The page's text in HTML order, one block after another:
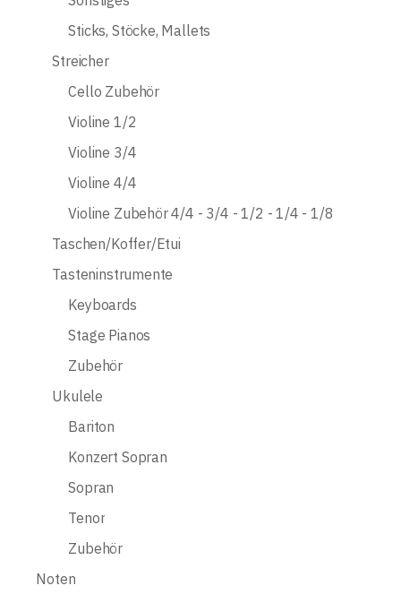
Sticks, Stöcke, Mallets
Streicher
Cello Zubehör
Violine 1/2
Violine 3/4
Violine 4/4
Violine Zubehör 4/4 - 3/4 - 1/2 - 1/4 - 1/8
Taschen/Koffer/Etui
Tasteninstrumente
Keyboards
Stage Pianos
Zubehör
Ukulele
Bariton
Konzert Sopran
Sopran
Tenor
Zubehör
Noten